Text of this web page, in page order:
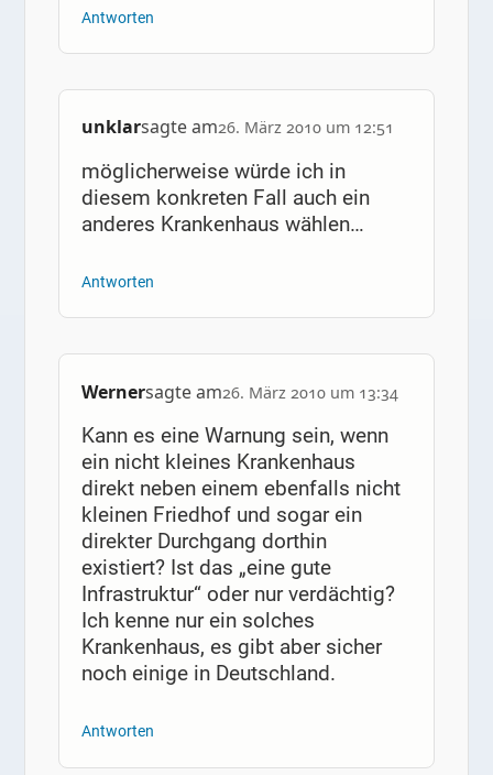
Antworten
unklarsagte am26. März 2010 um 12:51
möglicherweise würde ich in
diesem konkreten Fall auch ein
anderes Krankenhaus wählen…
Antworten
Wernersagte am26. März 2010 um 13:34
Kann es eine Warnung sein, wenn
ein nicht kleines Krankenhaus
direkt neben einem ebenfalls nicht
kleinen Friedhof und sogar ein
direkter Durchgang dorthin
existiert? Ist das „eine gute
Infrastruktur“ oder nur verdächtig?
Ich kenne nur ein solches
Krankenhaus, es gibt aber sicher
noch einige in Deutschland.
Antworten